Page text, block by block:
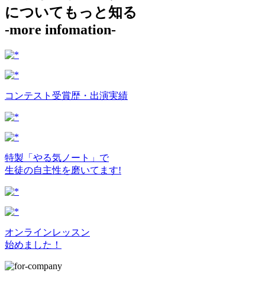
についてもっと知る
-more infomation-
コンテスト受賞歴・出演実績
特製「やる気ノート」で
生徒の自主性を磨いてます!
オンラインレッスン
始めました！